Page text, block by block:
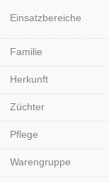
Einsatzbereiche
Familie
Herkunft
Züchter
Pflege
Warengruppe